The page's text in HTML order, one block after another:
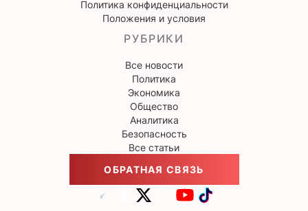
Политика конфиденциальности
Положения и условия
РУБРИКИ
Все новости
Политика
Экономика
Общество
Аналитика
Безопасность
Все статьи
ОБРАТНАЯ СВЯЗЬ